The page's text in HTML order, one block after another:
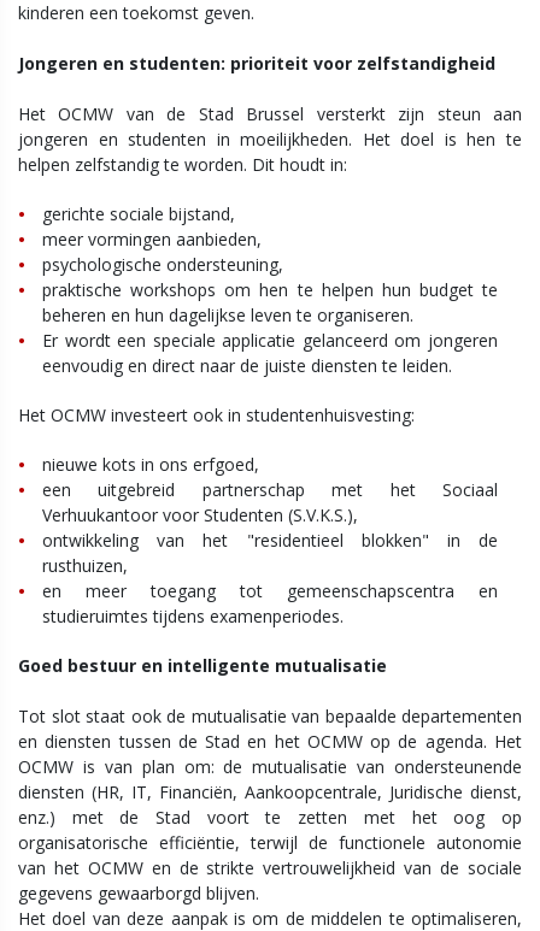
kinderen een toekomst geven.
Jongeren en studenten: prioriteit voor zelfstandigheid
Het OCMW van de Stad Brussel versterkt zijn steun aan
jongeren en studenten in moeilijkheden. Het doel is hen te
helpen zelfstandig te worden. Dit houdt in:
gerichte sociale bijstand,
meer vormingen aanbieden,
psychologische ondersteuning,
praktische workshops om hen te helpen hun budget te
beheren en hun dagelijkse leven te organiseren.
Er wordt een speciale applicatie gelanceerd om jongeren
eenvoudig en direct naar de juiste diensten te leiden.
Het OCMW investeert ook in studentenhuisvesting:
nieuwe kots in ons erfgoed,
een uitgebreid partnerschap met het Sociaal
Verhuukantoor voor Studenten (S.V.K.S.),
ontwikkeling van het "residentieel blokken" in de
rusthuizen,
en meer toegang tot gemeenschapscentra en
studieruimtes tijdens examenperiodes.
Goed bestuur en intelligente mutualisatie
Tot slot staat ook de mutualisatie van bepaalde departementen
en diensten tussen de Stad en het OCMW op de agenda. Het
OCMW is van plan om: de mutualisatie van ondersteunende
diensten (HR, IT, Financiën, Aankoopcentrale, Juridische dienst,
enz.) met de Stad voort te zetten met het oog op
organisatorische efficiëntie, terwijl de functionele autonomie
van het OCMW en de strikte vertrouwelijkheid van de sociale
gegevens gewaarborgd blijven.
Het doel van deze aanpak is om de middelen te optimaliseren,